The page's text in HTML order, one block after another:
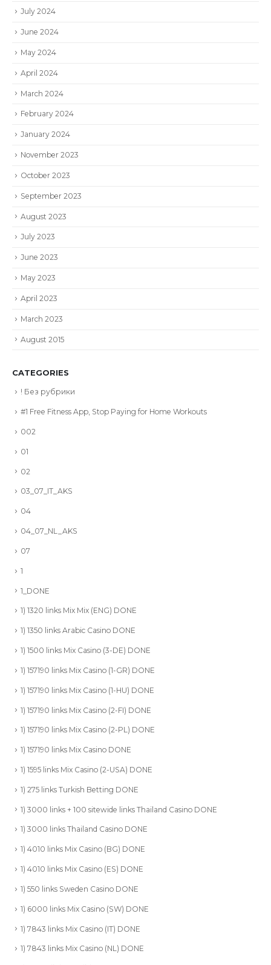
July 2024
June 2024
May 2024
April 2024
March 2024
February 2024
January 2024
November 2023
October 2023
September 2023
August 2023
July 2023
June 2023
May 2023
April 2023
March 2023
August 2015
CATEGORIES
! Без рубрики
#1 Free Fitness App, Stop Paying for Home Workouts
002
01
02
03_07_IT_AKS
04
04_07_NL_AKS
07
1
1_DONE
1) 1320 links Mix Mix (ENG) DONE
1) 1350 links Arabic Casino DONE
1) 1500 links Mix Casino (3-DE) DONE
1) 157190 links Mix Casino (1-GR) DONE
1) 157190 links Mix Casino (1-HU) DONE
1) 157190 links Mix Casino (2-FI) DONE
1) 157190 links Mix Casino (2-PL) DONE
1) 157190 links Mix Casino DONE
1) 1595 links Mix Casino (2-USA) DONE
1) 275 links Turkish Betting DONE
1) 3000 links + 100 sitewide links Thailand Casino DONE
1) 3000 links Thailand Casino DONE
1) 4010 links Mix Casino (BG) DONE
1) 4010 links Mix Casino (ES) DONE
1) 550 links Sweden Casino DONE
1) 6000 links Mix Casino (SW) DONE
1) 7843 links Mix Casino (IT) DONE
1) 7843 links Mix Casino (NL) DONE